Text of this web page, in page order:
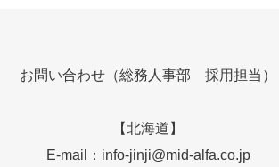
お問い合わせ（総務人事部 採用担当）
【北海道】
E-mail：info-jinji@mid-alfa.co.jp